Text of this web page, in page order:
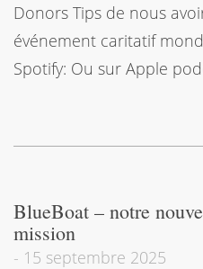
Donors Tips de nous
événement caritatif
Spotify: Ou sur Apple
BlueBoat – notre
mission
- 15 septembre 2025